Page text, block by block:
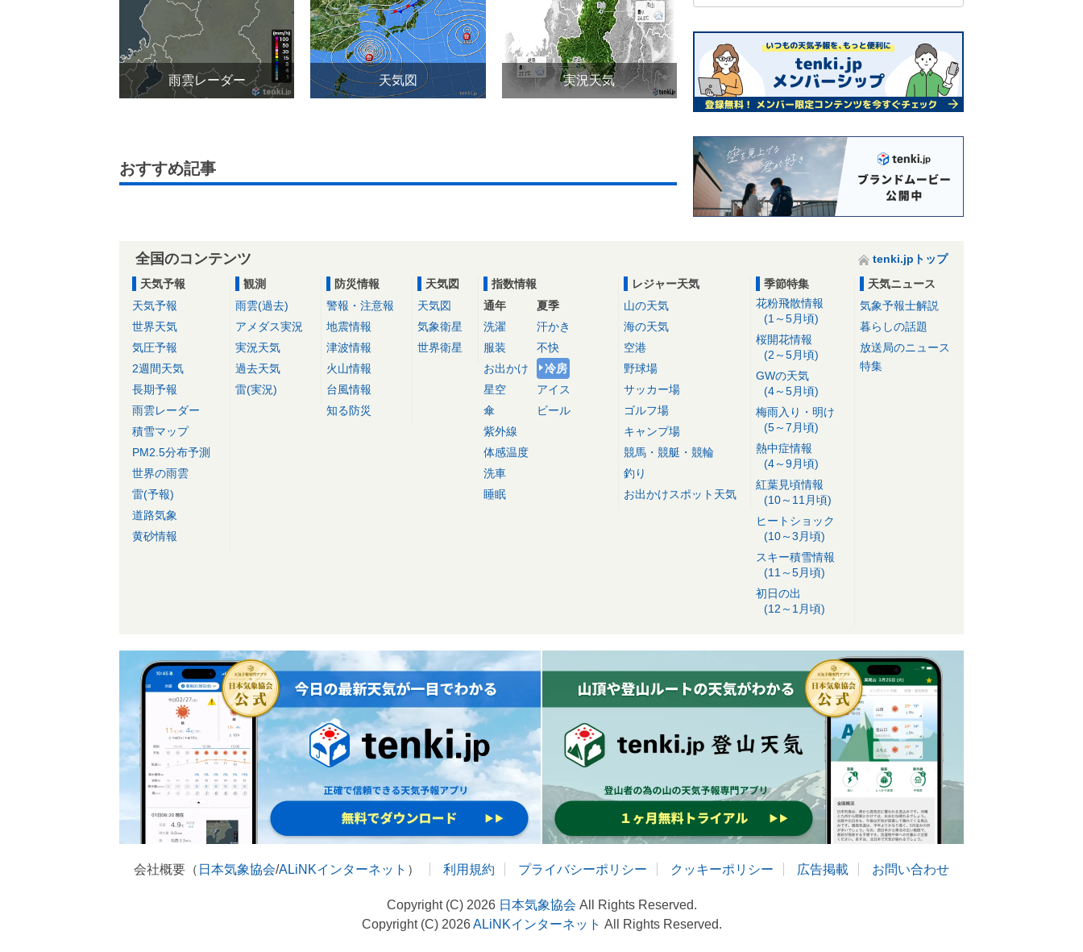
雨雲レーダー 天気図 実況天気
おすすめ記事
全国のコンテンツ
tenki.jpトップ
天気予報
天気予報
世界天気
気圧予報
2週間天気
長期予報
雨雲レーダー
積雪マップ
PM2.5分布予測
世界の雨雲
雷(予報)
道路気象
黄砂情報
観測
雨雲(過去)
アメダス実況
実況天気
過去天気
雷(実況)
防災情報
警報・注意報
地震情報
津波情報
火山情報
台風情報
知る防災
天気図
天気図
気象衛星
世界衛星
指数情報
通年
洗濯
服装
お出かけ
星空
傘
紫外線
体感温度
洗車
睡眠
夏季
汗かき
不快
冷房
アイス
ビール
レジャー天気
山の天気
海の天気
空港
野球場
サッカー場
ゴルフ場
キャンプ場
競馬・競艇・競輪
釣り
お出かけスポット天気
季節特集
花粉飛散情報
(1～5月頃)
桜開花情報
(2～5月頃)
GWの天気
(4～5月頃)
梅雨入り・明け
(5～7月頃)
熱中症情報
(4～9月頃)
紅葉見頃情報
(10～11月頃)
ヒートショック
(10～3月頃)
スキー積雪情報
(11～5月頃)
初日の出
(12～1月頃)
天気ニュース
気象予報士解説
暮らしの話題
放送局のニュース
特集
会社概要（ 日本気象協会/ALiNKインターネット ） 利用規約 プライバシーポリシー クッキーポリシー 広告掲載 お問い合わせ
Copyright (C) 2026 日本気象協会 All Rights Reserved.
Copyright (C) 2026ALiNKインターネット All Rights Reserved.